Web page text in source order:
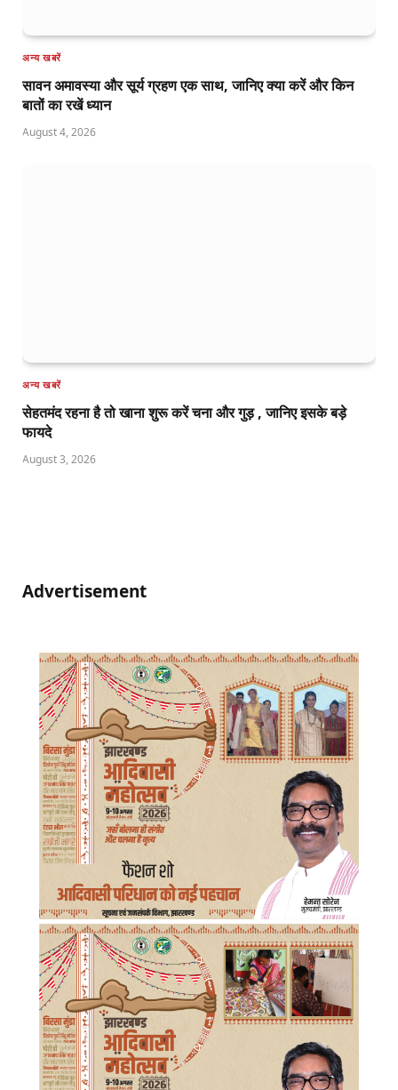
अन्य खबरें
सावन अमावस्या और सूर्य ग्रहण एक साथ, जानिए क्या करें और किन
बातों का रखें ध्यान
August 4, 2026
अन्य खबरें
सेहतमंद रहना है तो खाना शुरू करें चना और गुड़ , जानिए इसके बड़े
फायदे
August 3, 2026
Advertisement